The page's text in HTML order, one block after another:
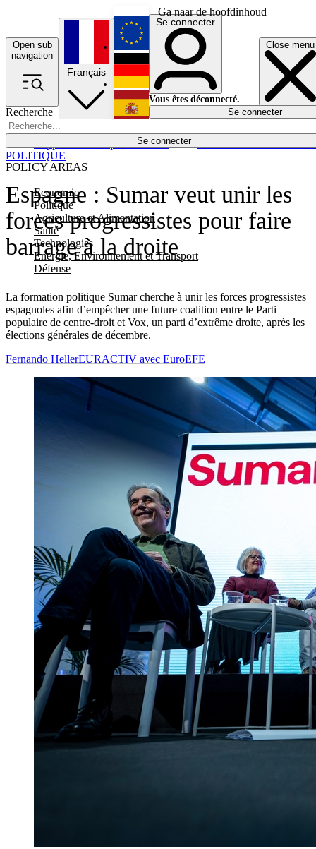
Ga naar de hoofdinhoud
Open sub
navigation
Close menu
Recherche
Se connecter
POLICY AREAS
Economie
Politique
Agriculture et Alimentation
Santé
Technologies
Energie, Environnement et Transport
Défense
Économie
Français
English
Deutsch
Español
Se connecter
Vous êtes déconnecté.
Se connecter
Espagne : Sumar veut unir les
forces progressistes pour faire
barrage à la droite
La formation politique Sumar cherche à unir les forces progressistes
espagnoles afin d’empêcher une future coalition entre le Parti
populaire de centre-droit et Vox, un parti d’extrême droite, après les
élections générales de décembre.
POLITIQUE
Fernando HellerEURACTIV avec EuroEFE